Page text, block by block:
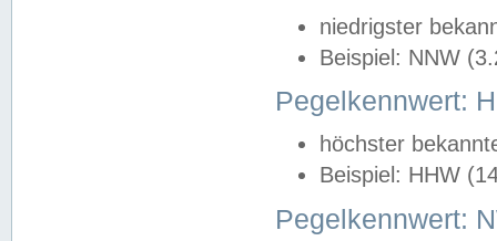
niedrigster
Beispiel: NNW
Pegelkennwert:
höchster
Beispiel: HHW
Pegelkennwert: